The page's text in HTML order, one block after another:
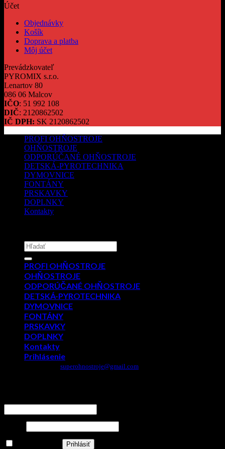
Účet
Objednávky
Košík
Doprava a platba
Môj účet
Prevádzkovateľ
PYROMIX s.r.o.
Lenartov 80
086 06 Malcov
IČO: 51 992 108
DIČ: 2120862502
IČ DPH: SK 2120862502
PROFI OHŇOSTROJE
OHŇOSTROJE
ODPORÚČANÉ OHŇOSTROJE
DETSKÁ-PYROTECHNIKA
DYMOVNICE
FONTÁNY
PRSKAVKY
DOPLNKY
Kontakty
Hľadať:
PROFI OHŇOSTROJE
OHŇOSTROJE
ODPORÚČANÉ OHŇOSTROJE
DETSKÁ-PYROTECHNIKA
DYMOVNICE
FONTÁNY
PRSKAVKY
DOPLNKY
Kontakty
Prihlásenie
superohnostroje@gmail.com
Prihlásiť